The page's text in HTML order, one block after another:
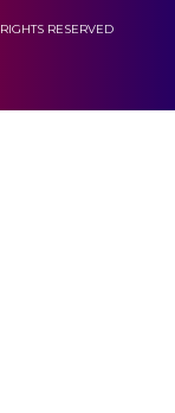
RESERVED